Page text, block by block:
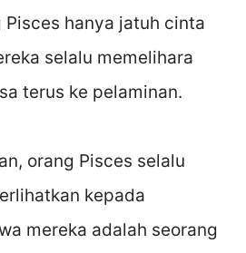
Pisces hanya jatuh cinta
selalu memelihara
terus ke pelaminan.
orang Pisces selalu
kepada
mereka adalah seorang